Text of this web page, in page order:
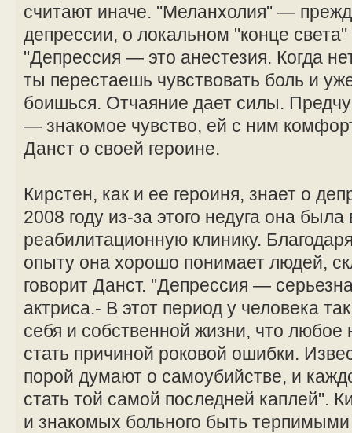
считают иначе. "Меланхолия" —
депрессии, о локальном "конце света"
"Депрессия — это анестезия. Когда
ты перестаешь чувствовать боль и
боишься. Отчаяние дает силы.
— знакомое чувство, ей с ним
Данст о своей героине.
Кирстен, как и ее героиня, знает о
2008 году из-за этого недуга она
реабилитационную клинику.
опыту она хорошо понимает людей,
говорит Данст. "Депрессия —
актриса.- В этот период у человека
себя и собственной жизни, что
стать причиной роковой ошибки.
порой думают о самоубийстве, и
стать той самой последней каплей".
и знакомых больного быть